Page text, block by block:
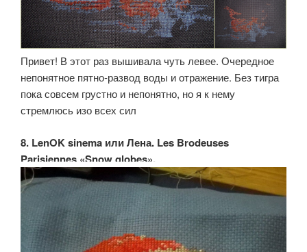
Привет! В этот раз вышивала чуть левее. Очередное
непонятное пятно-развод воды и отражение. Без тигра
пока совсем грустно и непонятно, но я к нему
стремлюсь изо всех сил
8. LenOK sinema или Лена. Les Brodeuses
Parisiennes «Snow globes».